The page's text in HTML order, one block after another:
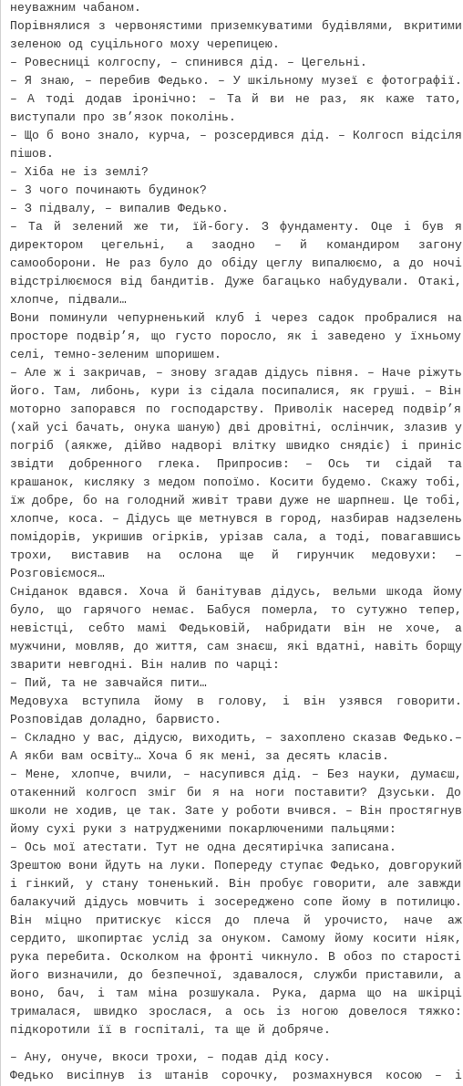
неуважним чабаном.
Порівнялися з червонястими приземкуватими будівлями, вкритими
зеленою од суцільного моху черепицею.
– Ровесниці колгоспу, – спинився дід. – Цегельні.
– Я знаю, – перебив Федько. – У шкільному музеї є фотографії.
– А тоді додав іронічно: – Та й ви не раз, як каже тато,
виступали про зв’язок поколінь.
– Що б воно знало, курча, – розсердився дід. – Колгосп відсіля
пішов.
– Хіба не із землі?
– 3 чого починають будинок?
– З підвалу, – випалив Федько.
– Та й зелений же ти, їй-богу. З фундаменту. Оце і був я
директором цегельні, а заодно – й командиром загону
самооборони. Не раз було до обіду цеглу випалюємо, а до ночі
відстрілюємося від бандитів. Дуже багацько набудували. Отакі,
хлопче, підвали…
Вони поминули чепурненький клуб і через садок пробралися на
просторе подвір’я, що густо поросло, як і заведено у їхньому
селі, темно-зеленим шпоришем.
– Але ж і закричав, – знову згадав дідусь півня. – Наче ріжуть
його. Там, либонь, кури із сідала посипалися, як груші. – Він
моторно запорався по господарству. Приволік насеред подвір’я
(хай усі бачать, онука шаную) дві дровітні, ослінчик, злазив у
погріб (аякже, дійво надворі влітку швидко снядіє) і приніс
звідти добренного глека. Припросив: – Ось ти сідай та
крашанок, кисляку з медом попоїмо. Косити будемо. Скажу тобі,
їж добре, бо на голодний живіт трави дуже не шарпнеш. Це тобі,
хлопче, коса. – Дідусь ще метнувся в город, назбирав надзелень
помідорів, укришив огірків, урізав сала, а тоді, повагавшись
трохи, виставив на ослона ще й гирунчик медовухи: –
Розговіємося…
Сніданок вдався. Хоча й банітував дідусь, вельми шкода йому
було, що гарячого немає. Бабуся померла, то сутужно тепер,
невістці, себто мамі Федьковій, набридати він не хоче, а
мужчини, мовляв, до життя, сам знаєш, які вдатні, навіть борщу
зварити невгодні. Він налив по чарці:
– Пий, та не завчайся пити…
Медовуха вступила йому в голову, і він узявся говорити.
Розповідав доладно, барвисто.
– Складно у вас, дідусю, виходить, – захоплено сказав Федько.–
А якби вам освіту… Хоча б як мені, за десять класів.
– Мене, хлопче, вчили, – насупився дід. – Без науки, думаєш,
отакенний колгосп зміг би я на ноги поставити? Дзуськи. До
школи не ходив, це так. Зате у роботи вчився. – Він простягнув
йому сухі руки з натрудженими покарлюченими пальцями:
– Ось мої атестати. Тут не одна десятирічка записана.
Зрештою вони йдуть на луки. Попереду ступає Федько, довгорукий
і гінкий, у стану тоненький. Він пробує говорити, але завжди
балакучий дідусь мовчить і зосереджено сопе йому в потилицю.
Він міцно притискує кісся до плеча й урочисто, наче аж
сердито, шкопиртає услід за онуком. Самому йому косити ніяк,
рука перебита. Осколком на фронті чикнуло. В обоз по старості
його визначили, до безпечної, здавалося, служби приставили, а
воно, бач, і там міна розшукала. Рука, дарма що на шкірці
трималася, швидко зрослася, а ось із ногою довелося тяжко:
підкоротили її в госпіталі, та ще й добряче.
– Ану, онуче, вкоси трохи, – подав дід косу.
Федько висіпнув із штанів сорочку, розмахнувся косою – і